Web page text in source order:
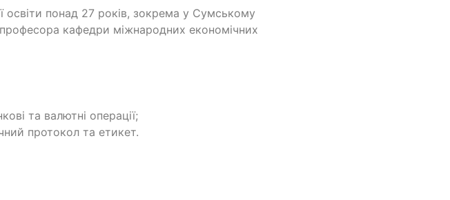
понад 27 років, зокрема у Сумському
кафедри міжнародних економічних
та валютні операції;
протокол та етикет.